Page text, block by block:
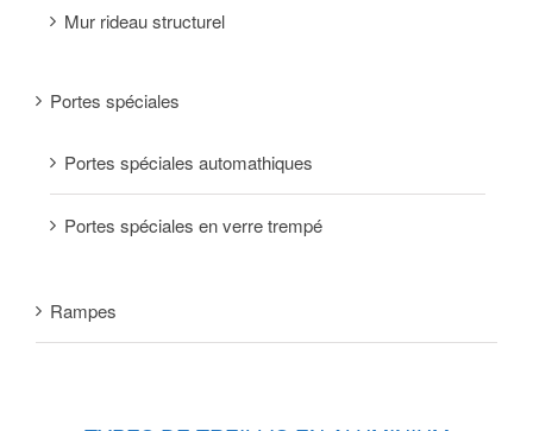
Mur rideau structurel
Portes spéciales
Portes spéciales automathiques
Portes spéciales en verre trempé
Rampes